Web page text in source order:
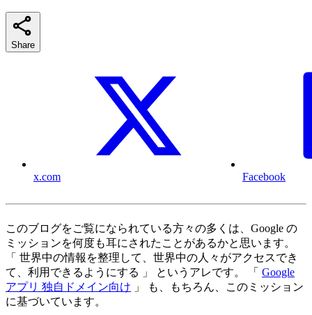
Share
x.com Facebook
このブログをご覧になられている方々の多くは、Google の
ミッションを何度も耳にされたことがあるかと思います。
「 世界中の情報を整理して、世界中の人々がアクセスでき
て、利用できるようにする 」 というアレです。 「 Google
アプリ 独自ドメイン向け 」 も、もちろん、このミッション
に基づいています。